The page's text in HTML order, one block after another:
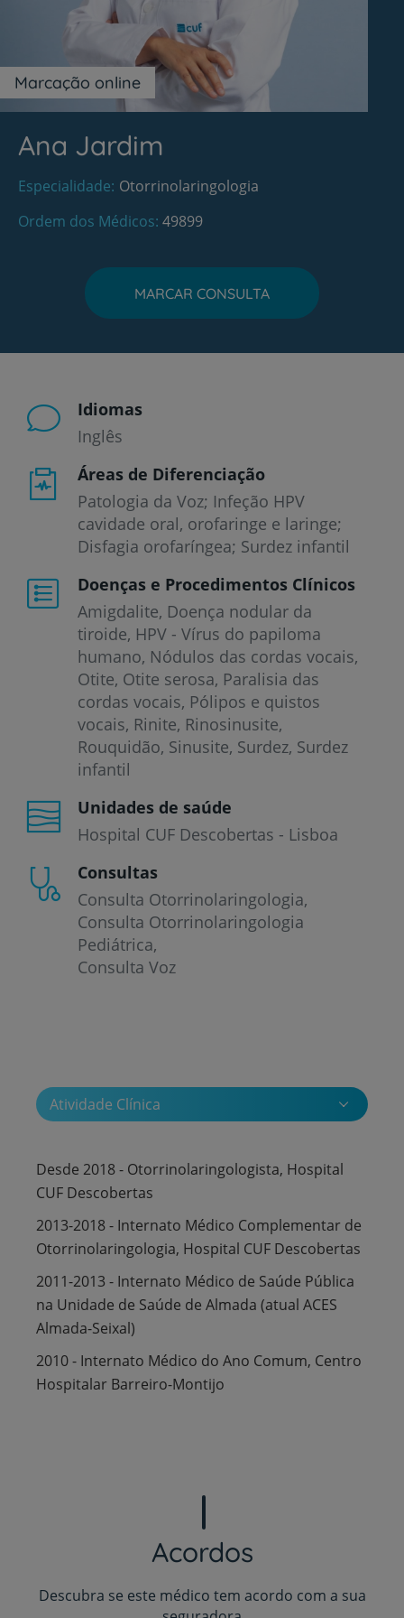
Marcação online
Ana Jardim
Especialidade Otorrinolaringologia
Ordem dos Médicos 49899
MARCAR CONSULTA
Idiomas
Inglês
Áreas de Diferenciação
Patologia da Voz; Infeção HPV
cavidade oral, orofaringe e laringe;
Disfagia orofaríngea; Surdez infantil
Doenças e Procedimentos Clínicos
Amigdalite Doença nodular da
tiroide HPV - Vírus do papiloma
humano Nódulos das cordas vocais
Otite Otite serosa Paralisia das
cordas vocais Pólipos e quistos
vocais Rinite Rinosinusite
Rouquidão Sinusite Surdez Surdez
infantil
Unidades de saúde
Hospital CUF Descobertas - Lisboa
Consultas
Consulta Otorrinolaringologia
Consulta Otorrinolaringologia
Pediátrica
Consulta Voz
Atividade Clínica
Desde 2018 - Otorrinolaringologista, Hospital
CUF Descobertas
2013-2018 - Internato Médico Complementar de
Otorrinolaringologia, Hospital CUF Descobertas
2011-2013 - Internato Médico de Saúde Pública
na Unidade de Saúde de Almada (atual ACES
Almada-Seixal)
2010 - Internato Médico do Ano Comum, Centro
Hospitalar Barreiro-Montijo
Acordos
Descubra se este médico tem acordo com a sua